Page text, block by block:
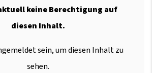
keine Berechtigung auf
diesen Inhalt.
sein, um diesen Inhalt zu
sehen.